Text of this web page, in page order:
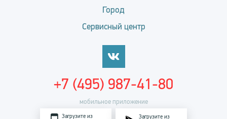
Город
Сервисный центр
мобильное приложение
Загрузите из Загрузите из
+7 (495) 987-41-80